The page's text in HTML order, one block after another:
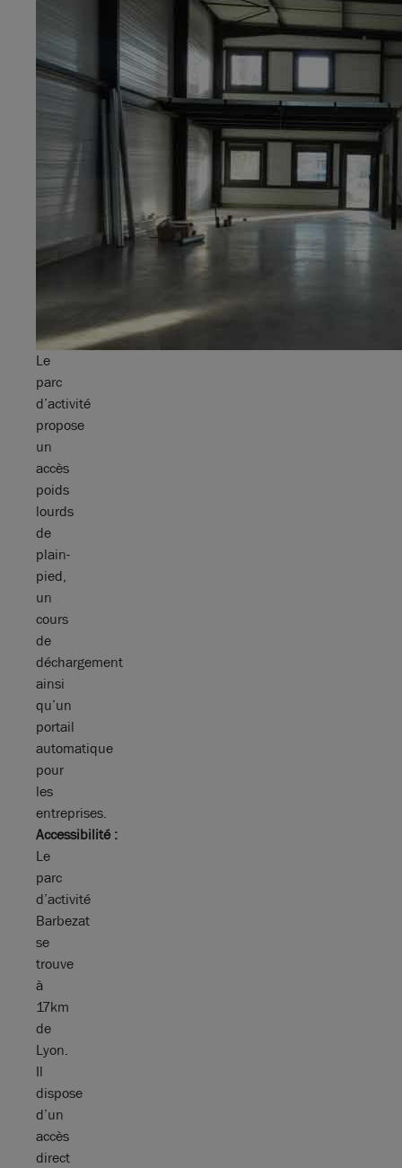
Le
parc
d’activité
propose
un
accès
poids
lourds
de
plain-
pied,
un
cours
de
déchargement
ainsi
qu’un
portail
automatique
pour
les
entreprises.
Accessibilité :
Le
parc
d’activité
Barbezat
se
trouve
à
17km
de
Lyon.
Il
dispose
d’un
accès
direct